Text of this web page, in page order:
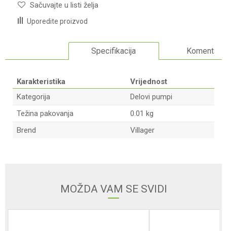
Sačuvajte u listi želja
Uporedite proizvod
Specifikacija Komentari
Karakteristika
Vrijednost
Kategorija
Delovi pumpi
Težina pakovanja
0.01 kg
Brend
Villager
MOŽDA VAM SE SVIDI